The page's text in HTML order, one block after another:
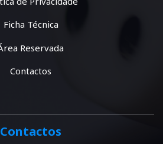
Ficha Técnica
Reservada
Contactos
Contactos